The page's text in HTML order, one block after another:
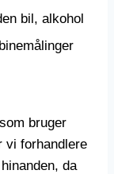
bil, alkohol
bruger
vi forhandlere
da